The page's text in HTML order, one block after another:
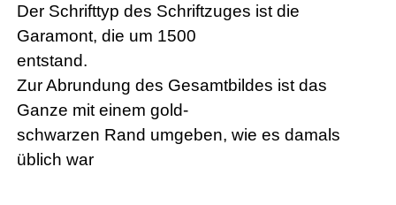
Der Schrifttyp des Schriftzuges ist die
Garamont, die um 1500
entstand.
Zur Abrundung des Gesamtbildes ist das
Ganze mit einem gold-
schwarzen Rand umgeben, wie es damals
üblich war